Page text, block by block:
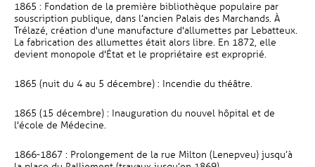
1865 : Fondation de la première bibliothèque populaire par
souscription publique, dans l’ancien Palais des Marchands. À
Trélazé, création d'une manufacture d'allumettes par Lebatteux.
La fabrication des allumettes était alors libre. En 1872, elle
devient monopole d'État et le propriétaire est exproprié.
1865 (nuit du 4 au 5 décembre) : Incendie du théâtre.
1865 (15 décembre) : Inauguration du nouvel hôpital et de
l'école de Médecine.
1866-1867 : Prolongement de la rue Milton (Lenepveu) jusqu’à